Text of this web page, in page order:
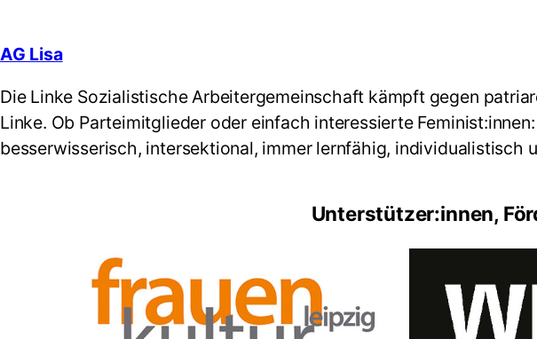
AG Lisa
Die Linke Sozialistische Arbeitergemeinschaft kämpft gegen
Linke. Ob Parteimitglieder oder einfach interessierte
besserwisserisch, intersektional, immer lernfähig, individualistisch
Unterstützer:innen,